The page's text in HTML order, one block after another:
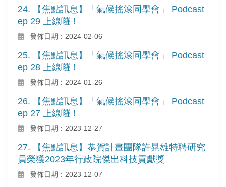
24. 【焦點訊息】「氣候搖滾同學會」 Podcast
ep 29 上線囉！
發佈日期：2024-02-06
25. 【焦點訊息】「氣候搖滾同學會」 Podcast
ep 28 上線囉！
發佈日期：2024-01-26
26. 【焦點訊息】「氣候搖滾同學會」 Podcast
ep 27 上線囉！
發佈日期：2023-12-27
27. 【焦點訊息】恭賀計畫團隊許晃雄特聘研究
員榮獲2023年行政院傑出科技貢獻獎
發佈日期：2023-12-07